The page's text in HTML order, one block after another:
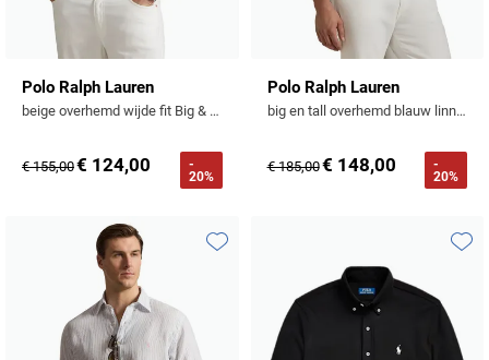
Polo Ralph Lauren
beige overhemd wijde fit Big & Tall Oxford
€ 155,00€ 124,00
-
20%
Polo Ralph Lauren
big en tall overhemd blauw linnen wijde fit
€ 185,00€ 148,00
-
20%
Toevoegen aan favorieten